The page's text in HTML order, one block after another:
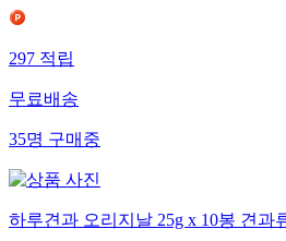
297적립
무료배송
35명구매중
하루견과 오리지날 25g x 10봉 견과